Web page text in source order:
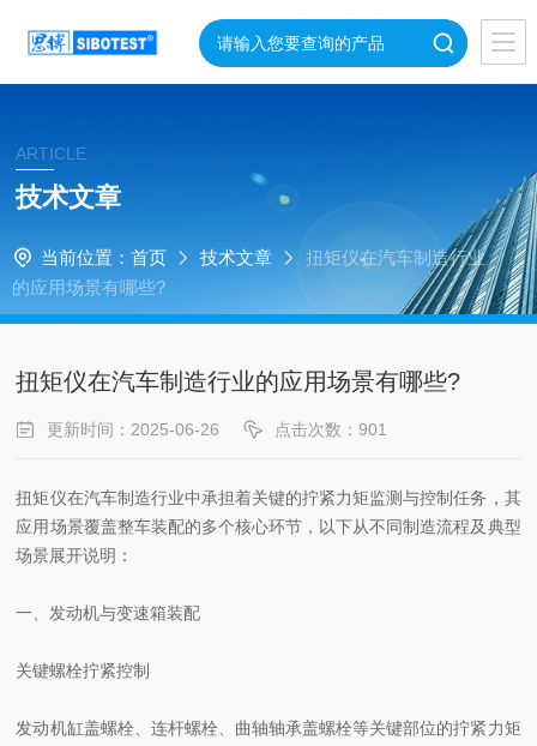
ARTICLE
技术文章
当前位置： 首页 技术文章
扭矩仪在汽车制造行业
的应用场景有哪些?
扭矩仪在汽车制造行业的应用场景有哪些?
更新时间：2025-06-26 点击次数：901
扭矩仪在汽车制造行业中承担着关键的拧紧力矩监测与控制任务，其
应用场景覆盖整车装配的多个核心环节，以下从不同制造流程及典型
场景展开说明：
一、发动机与变速箱装配
关键螺栓拧紧控制
发动机缸盖螺栓、连杆螺栓、曲轴轴承盖螺栓等关键部位的拧紧力矩